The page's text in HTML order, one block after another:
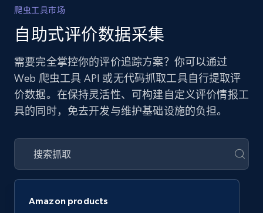
爬虫工具市场
自助式评价数据采集
需要完全掌控你的评价追踪方案？你可以通过
Web 爬虫工具 API 或无代码抓取工具自行提取评
价数据。在保持灵活性、可构建自定义评价情报工
具的同时，免去开发与维护基础设施的负担。
Amazon products